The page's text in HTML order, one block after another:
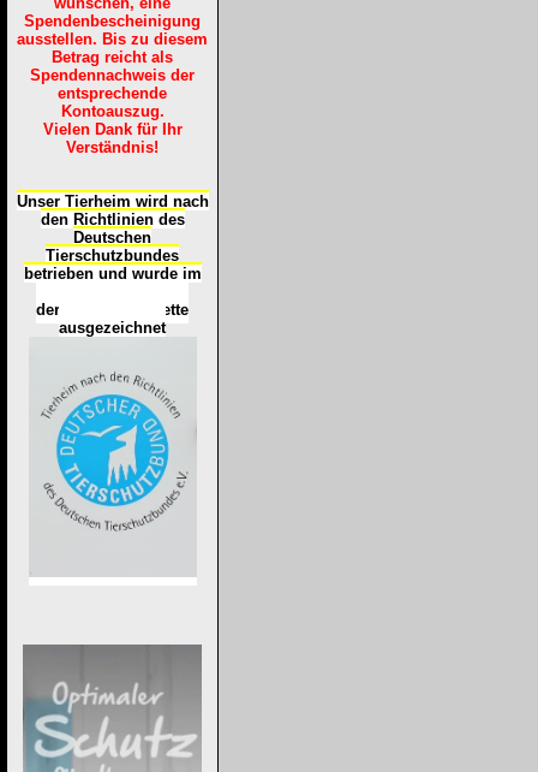
Spendenbescheinigung
ausstellen. Bis zu diesem
Betrag reicht als
Spendennachweis der
entsprechende
Kontoauszug.
Vielen Dank für Ihr
Verständnis!
Unser Tierheim wird nach
den Richtlinien des
Deutschen
Tierschutzbundes
betrieben und wurde im
der
Tierheimplakette
ausgezeichnet